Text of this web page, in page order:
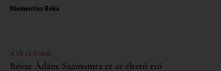
Klementisz Réka
A TE SZTORID
Bősze Ádám: Számomra ez az éltető erő